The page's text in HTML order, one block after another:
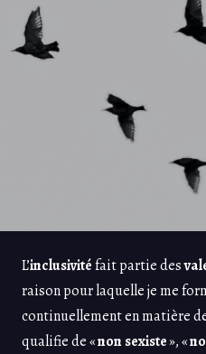
L’inclusivitéfait partie des
raison pour laquelle je me
continuellement en matière
qualifie de «non sexiste», «